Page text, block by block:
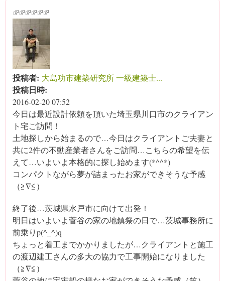
(link is external)
(link is external)
(link is external)
(link is external)
(link is external)
(link is external)
投稿者: 大島功市建築研究所 一級建築士...
投稿日時:
2016-02-20 07:52
今日は最近設計依頼を頂いた埼玉県川口市のクライアン
ト宅ご訪問！
土地探しから始まるので…今日はクライアントご夫妻と
共に2件の不動産業者さんをご訪問…こちらの希望を伝
えて…いよいよ本格的に探し始めます(*^^*)
コンパクトながら夢が詰まったお家ができそうな予感
（≧∇≦）
終了後…茨城県水戸市に向けて出発！
明日はいよいよ菅谷の家の地鎮祭の日で…茨城事務所に
前乗りp(^_^)q
ちょっと着工までかかりましたが…クライアントと施工
の渡辺建工さんの多大の協力で工事開始になりました
（≧∇≦）